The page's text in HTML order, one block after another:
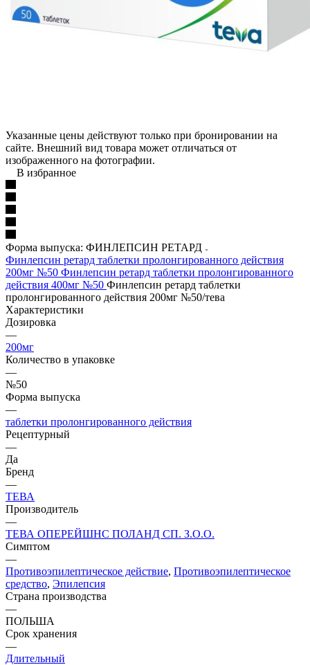
Указанные цены действуют только при бронировании на
сайте. Внешний вид товара может отличаться от
изображенного на фотографии.
В избранное
Форма выпуска: ФИНЛЕПСИН РЕТАРД
Финлепсин ретард таблетки пролонгированного действия
200мг №50 Финлепсин ретард таблетки пролонгированного
действия 400мг №50 Финлепсин ретард таблетки
пролонгированного действия 200мг №50/тева
Характеристики
Дозировка
—
200мг
Количество в упаковке
—
№50
Форма выпуска
—
таблетки пролонгированного действия
Рецептурный
—
Да
Бренд
—
ТЕВА
Производитель
—
ТЕВА ОПЕРЕЙШНС ПОЛАНД СП. З.О.О.
Симптом
—
Противоэпилептическое действие, Противоэпилептическое
средство, Эпилепсия
Страна производства
—
ПОЛЬША
Срок хранения
—
Длительный